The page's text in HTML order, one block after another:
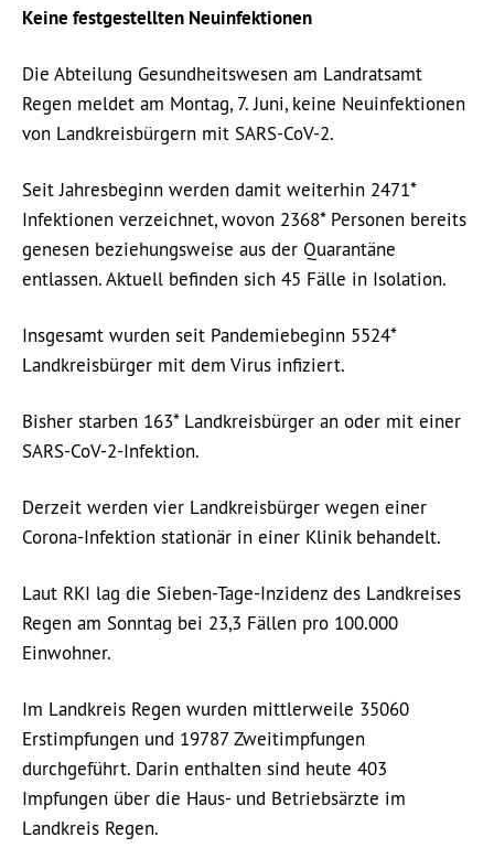
Keine festgestellten Neuinfektionen
Die Abteilung Gesundheitswesen am Landratsamt
Regen meldet am Montag, 7. Juni, keine Neuinfektionen
von Landkreisbürgern mit SARS-CoV-2.
Seit Jahresbeginn werden damit weiterhin 2471*
Infektionen verzeichnet, wovon 2368* Personen bereits
genesen beziehungsweise aus der Quarantäne
entlassen. Aktuell befinden sich 45 Fälle in Isolation.
Insgesamt wurden seit Pandemiebeginn 5524*
Landkreisbürger mit dem Virus infiziert.
Bisher starben 163* Landkreisbürger an oder mit einer
SARS-CoV-2-Infektion.
Derzeit werden vier Landkreisbürger wegen einer
Corona-Infektion stationär in einer Klinik behandelt.
Laut RKI lag die Sieben-Tage-Inzidenz des Landkreises
Regen am Sonntag bei 23,3 Fällen pro 100.000
Einwohner.
Im Landkreis Regen wurden mittlerweile 35060
Erstimpfungen und 19787 Zweitimpfungen
durchgeführt. Darin enthalten sind heute 403
Impfungen über die Haus- und Betriebsärzte im
Landkreis Regen.